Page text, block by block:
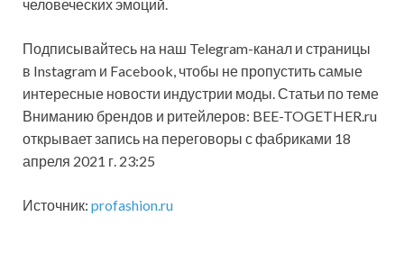
человеческих эмоций.
Подписывайтесь на наш Telegram-канал и страницы
в Instagram и Facebook, чтобы не пропустить самые
интересные новости индустрии моды. Статьи по теме
Вниманию брендов и ритейлеров: BEE-TOGETHER.ru
открывает запись на переговоры с фабриками 18
апреля 2021 г. 23:25
Источник: profashion.ru